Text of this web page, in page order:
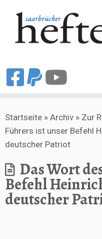
Inhalt
springen
Startseite » Archiv » Zur
Führers ist unser Befehl
deutscher Patriot
Das Wort
Befehl
deutscher